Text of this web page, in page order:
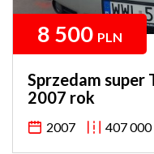
8 500 PLN
Sprzedam super
2007 rok
2007 407